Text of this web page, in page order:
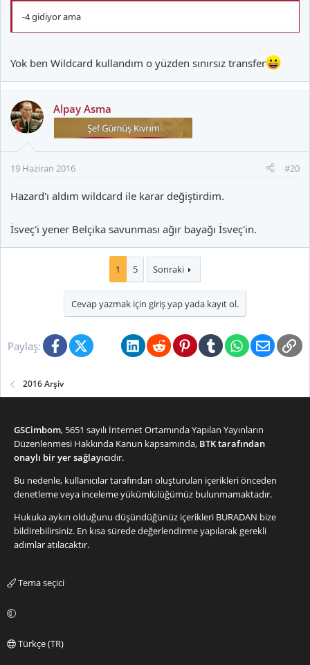
-4 gidiyor ama
Yok ben Wildcard kullandım o yüzden sınırsız transfer
Alpay Asma
19 Haziran 2016 #20
Hazard'ı aldım wildcard ile karar değiştirdim.
İsveç'i yener Belçika savunması ağır bayağı İsveç'in.
1 5 Sonraki
Cevap yazmak için giriş yap yada kayıt ol.
Paylaş: FacebookX (Twitter)BlueskyLinkedInRedditPinterestTumblrWhatsApp
E-posta
2016 Arşiv
GSCimbom, 5651 sayılı İnternet Ortamında Yapılan Yayınların
Düzenlenmesi Hakkında Kanun kapsamında, BTK tarafından
onaylı bir yer sağlayıcıdır.
Bu nedenle, kullanıcılar tarafından oluşturulan içerikleri önceden
denetleme veya inceleme yükümlülüğümüz bulunmamaktadır.
Hukuka aykırı olduğunu düşündüğünüz içerikleri BURADAN bize
bildirebilirsiniz. En kısa sürede değerlendirme yapılarak gerekli
adımlar atılacaktır.
Tema seçici
Türkçe (TR)